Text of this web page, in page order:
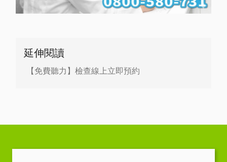
延伸閱讀
【免費聽力】檢查線上立即預約